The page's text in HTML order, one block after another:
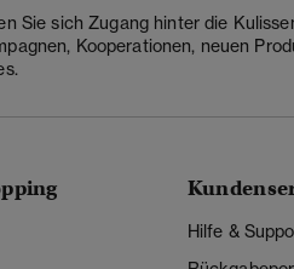
Sie sich Zugang hinter die
Kooperationen, neuen
Hilfe &